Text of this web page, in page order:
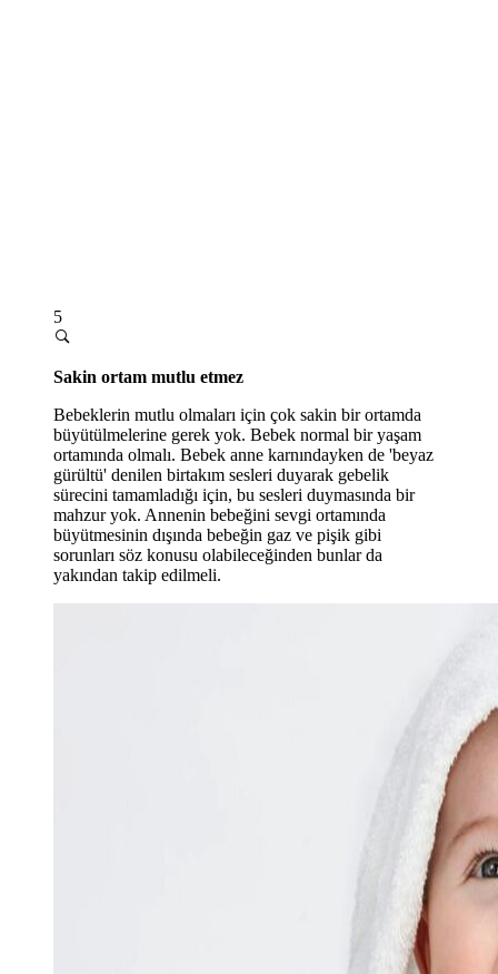
5
Sakin ortam mutlu etmez
Bebeklerin mutlu olmaları için çok sakin bir ortamda
büyütülmelerine gerek yok. Bebek normal bir yaşam
ortamında olmalı. Bebek anne karnındayken de 'beyaz
gürültü' denilen birtakım sesleri duyarak gebelik
sürecini tamamladığı için, bu sesleri duymasında bir
mahzur yok. Annenin bebeğini sevgi ortamında
büyütmesinin dışında bebeğin gaz ve pişik gibi
sorunları söz konusu olabileceğinden bunlar da
yakından takip edilmeli.